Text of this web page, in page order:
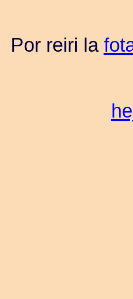
Por reiri la